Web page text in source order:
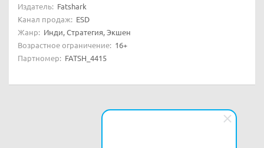
Издатель: Fatshark
Канал продаж: ESD
Жанр: Инди, Стратегия, Экшен
Возрастное ограничение: 16+
Партномер: FATSH_4415